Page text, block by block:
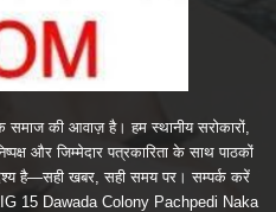
समाज की आवाज़ है। हम स्थानीय सरोकारों,
और जिम्मेदार पत्रकारिता के साथ पाठकों
है—सही खबर, सही समय पर। सम्पर्क करें
15 Dawada Colony Pachpedi Naka